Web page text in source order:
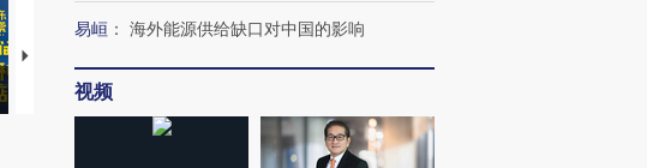
【推广】走进第四届链博
会，让数智科技“链”接产
易峘 ： 海外能源供给缺口对中国的影响
视频